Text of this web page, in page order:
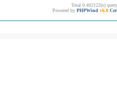
Total 0.402122(s)
Powered by PHPWind v6.0